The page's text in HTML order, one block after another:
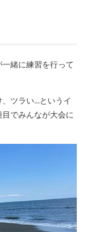
緒に練習を行って
ツラい...というイ
でみんなが大会に